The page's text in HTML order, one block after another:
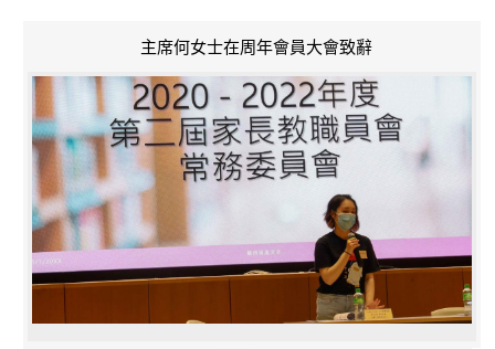
主席何女士在周年會員大會致辭